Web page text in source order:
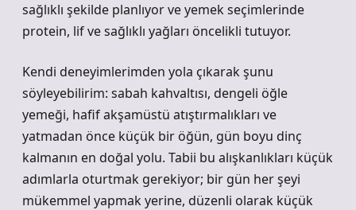
sağlıklı şekilde planlıyor ve yemek seçimlerinde
protein, lif ve sağlıklı yağları öncelikli tutuyor.
Kendi deneyimlerimden yola çıkarak şunu
söyleyebilirim: sabah kahvaltısı, dengeli öğle
yemeği, hafif akşamüstü atıştırmalıkları ve
yatmadan önce küçük bir öğün, gün boyu dinç
kalmanın en doğal yolu. Tabii bu alışkanlıkları küçük
adımlarla oturtmak gerekiyor; bir gün her şeyi
mükemmel yapmak yerine, düzenli olarak küçük